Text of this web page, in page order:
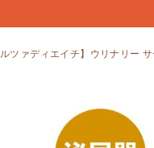
ツァディエイチ】ウリナリー